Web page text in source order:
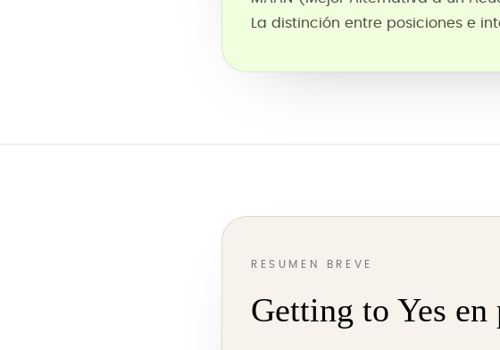
La distinción entre posiciones e
RESUMEN BREVE
Getting to Yes en